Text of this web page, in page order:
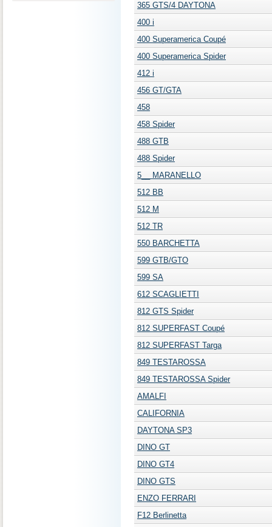
365 GTS/4 DAYTONA
400 i
400 Superamerica Coupé
400 Superamerica Spider
412 i
456 GT/GTA
458
458 Spider
488 GTB
488 Spider
5__ MARANELLO
512 BB
512 M
512 TR
550 BARCHETTA
599 GTB/GTO
599 SA
612 SCAGLIETTI
812 GTS Spider
812 SUPERFAST Coupé
812 SUPERFAST Targa
849 TESTAROSSA
849 TESTAROSSA Spider
AMALFI
CALIFORNIA
DAYTONA SP3
DINO GT
DINO GT4
DINO GTS
ENZO FERRARI
F12 Berlinetta